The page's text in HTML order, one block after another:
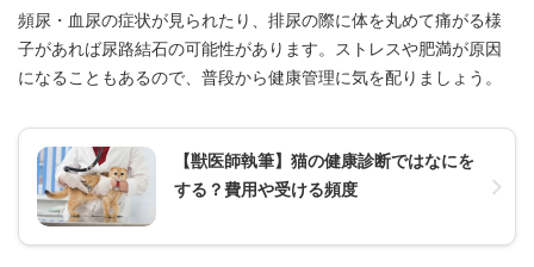
頻尿・血尿の症状が見られたり、排尿の際に体を丸めて痛がる様
子があれば尿路結石の可能性があります。ストレスや肥満が原因
になることもあるので、普段から健康管理に気を配りましょう。
【獣医師執筆】猫の健康診断ではなにを
する？費用や受ける頻度